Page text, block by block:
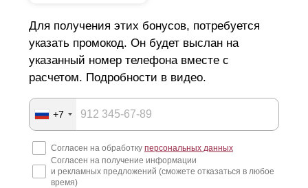
Для получения этих бонусов, потребуется
указать промокод. Он будет выслан на
указанный номер телефона вместе с
расчетом. Подробности в видео.
+7
Согласен на обработку персональных данных
Согласен на получение информации
и рекламных предложений (сможете отказаться в любое
время)